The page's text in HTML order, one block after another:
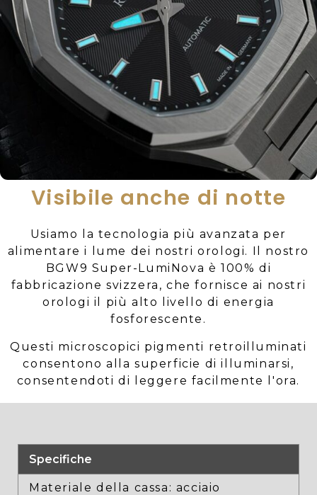
Visibile anche di notte
Usiamo la tecnologia più avanzata per
alimentare i lume dei nostri orologi. Il nostro
BGW9 Super-LumiNova è 100% di
fabbricazione svizzera, che fornisce ai nostri
orologi il più alto livello di energia
fosforescente.
Questi microscopici pigmenti retroilluminati
consentono alla superficie di illuminarsi,
consentendoti di leggere facilmente l'ora.
Specifiche
Materiale della cassa: acciaio